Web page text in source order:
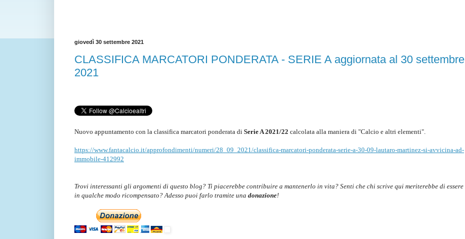
giovedì 30 settembre 2021
CLASSIFICA MARCATORI PONDERATA - SERIE A aggiornata al 30 settembre
2021
Nuovo appuntamento con la classifica marcatori ponderata di Serie A 2021/22 calcolata alla maniera di "Calcio e altri elementi".
https://www.fantacalcio.it/approfondimenti/numeri/28_09_2021/classifica-marcatori-ponderata-serie-a-30-09-lautaro-martinez-si-avvicina-ad-
immobile-412992
Trovi interessanti gli argomenti di questo blog? Ti piacerebbe contribuire a mantenerlo in vita? Senti che chi scrive qui meriterebbe di essere
in qualche modo ricompensato? Adesso puoi farlo tramite una donazione!